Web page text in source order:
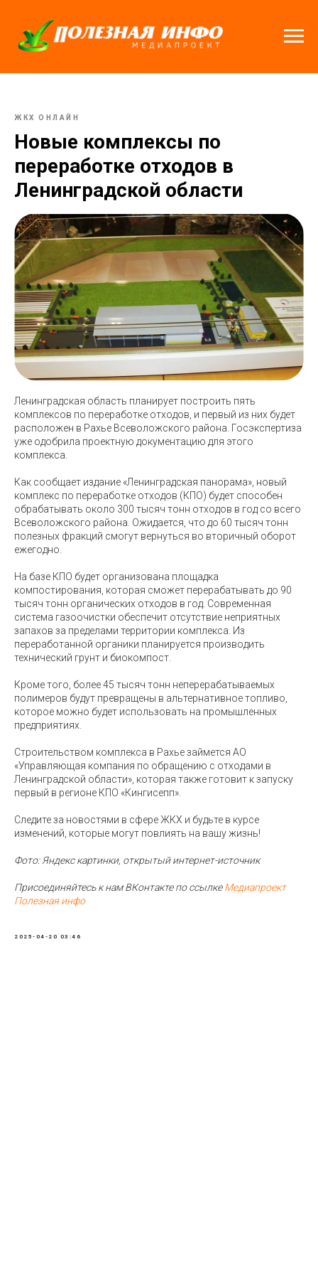
ЖКХ ОНЛАЙН
Новые комплексы по
переработке отходов в
Ленинградской области
Ленинградская область планирует построить пять
комплексов по переработке отходов, и первый из них будет
расположен в Рахье Всеволожского района. Госэкспертиза
уже одобрила проектную документацию для этого
комплекса.
Как сообщает издание «Ленинградская панорама», новый
комплекс по переработке отходов (КПО) будет способен
обрабатывать около 300 тысяч тонн отходов в год со всего
Всеволожского района. Ожидается, что до 60 тысяч тонн
полезных фракций смогут вернуться во вторичный оборот
ежегодно.
На базе КПО будет организована площадка
компостирования, которая сможет перерабатывать до 90
тысяч тонн органических отходов в год. Современная
система газоочистки обеспечит отсутствие неприятных
запахов за пределами территории комплекса. Из
переработанной органики планируется производить
технический грунт и биокомпост.
Кроме того, более 45 тысяч тонн неперерабатываемых
полимеров будут превращены в альтернативное топливо,
которое можно будет использовать на промышленных
предприятиях.
Строительством комплекса в Рахье займется АО
«Управляющая компания по обращению с отходами в
Ленинградской области», которая также готовит к запуску
первый в регионе КПО «Кингисепп».
Следите за новостями в сфере ЖКХ и будьте в курсе
изменений, которые могут повлиять на вашу жизнь!
Фото: Яндекс картинки, открытый интернет-источник
Присоединяйтесь к нам ВКонтакте по ссылкеМедиапроект
Полезная инфо
2025-04-20 03:46